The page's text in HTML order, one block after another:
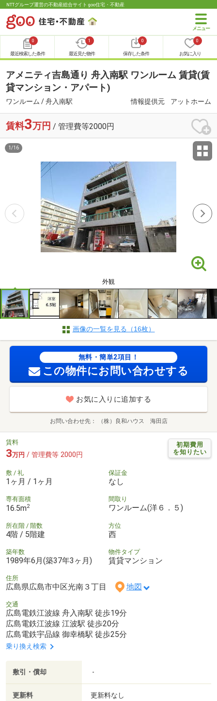
NTTグループ運営の不動産総合サイト goo住宅・不動産
0
最近検索した条件
1
最近見た物件
0
保存した条件
0
お気に入り
アメニティ吉島通り 舟入南駅 ワンルーム 賃貸(賃
貸マンション・アパート)
ワンルーム / 舟入南駅 情報提供元 アットホーム
賃料3万円 / 管理費等2000円
外観
1 /16
画像の一覧を見る（16枚）
無料・簡単2項目！
この物件にお問い合わせする
お気に入りに追加する
お問い合わせ先 （株）良和ハウス 海田店
初期費用
を知りたい
賃料
3万円 / 管理費等 2000円
敷 / 礼
1ヶ月 / 1ヶ月
保証金
なし
専有面積
16.5m2
間取り
ワンルーム(洋６．５)
所在階 / 階数
4階 / 5階建
方位
西
築年数
1989年6月(築37年3ヶ月)
物件タイプ
賃貸マンション
住所
広島県広島市中区光南３丁目 地図
交通
広島電鉄江波線 舟入南駅 徒歩19分
広島電鉄江波線 江波駅 徒歩20分
広島電鉄宇品線 御幸橋駅 徒歩25分
乗り換え検索
敷引・償却 -
更新料 更新料なし